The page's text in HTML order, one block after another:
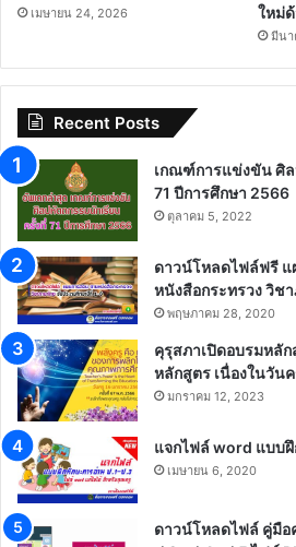
เมษายน 24, 2026
ใหม่
มีน
Recent Posts
เกณฑ์การแข่งขัน ศิล
71 ปีการศึกษา 2566
ตุลาคม 5, 2022
ดาวน์โหลดไฟล์ฟรี
หนังสือกระทรวง วิช
พฤษภาคม 28, 2020
คุรุสภาเปิดอบรมหลั
หลักสูตร เนื่องในวัน
มกราคม 12, 2023
แจกไฟล์ word แบบ
เมษายน 6, 2020
ดาวน์โหลดไฟล์ คู่มื